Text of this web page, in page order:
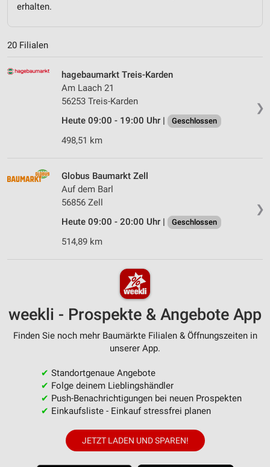
erhalten.
20 Filialen
❯
hagebaumarkt Treis-Karden
Am Laach 21
56253 Treis-Karden
Heute 09:00 - 19:00 Uhr |
Geschlossen
498,51 km
❯
Globus Baumarkt Zell
Auf dem Barl
56856 Zell
Heute 09:00 - 20:00 Uhr |
Geschlossen
514,89 km
weekli - Prospekte & Angebote App
Finden Sie noch mehr Baumärkte Filialen & Öffnungszeiten in
unserer App.
✔ Standortgenaue Angebote
✔ Folge deinem Lieblingshändler
✔ Push-Benachrichtigungen bei neuen Prospekten
✔ Einkaufsliste - Einkauf stressfrei planen
JETZT LADEN UND SPAREN!